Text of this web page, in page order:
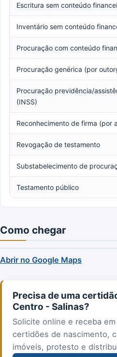
Escritura sem conteúdo
Inventário sem conteúdo
Procuração com conteúdo
Procuração genérica (por
Procuração previdência/
(INSS)
Reconhecimento de firma (por
Revogação de testamento
Substabelecimento de
Testamento público
Como chegar
Abrir no Google Maps
Precisa de uma
Centro - Salinas?
Solicite online e receba
certidões de nascimento,
imóveis, protesto e